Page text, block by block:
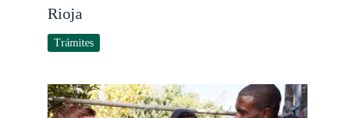
Rioja
Trámites